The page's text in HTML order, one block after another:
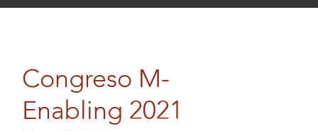
Congreso M-
Enabling 2021